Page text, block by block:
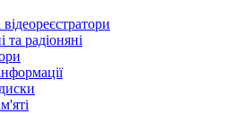
та радіоняні